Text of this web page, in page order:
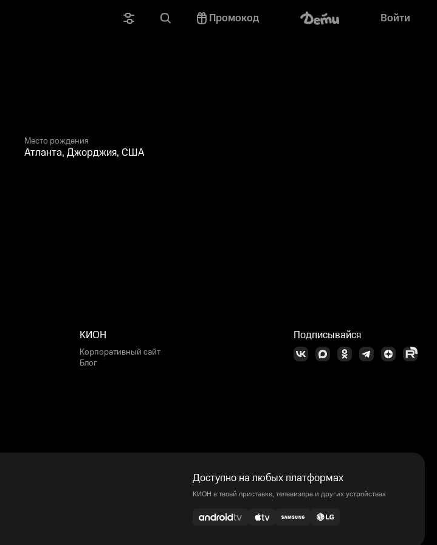
Промокод Войти
Место рождения
Атланта, Джорджия, США
КИОН
Корпоративный сайт
Блог
Подписывайся
Доступно на любых платформах
КИОН в твоей приставке, телевизоре и других устройствах